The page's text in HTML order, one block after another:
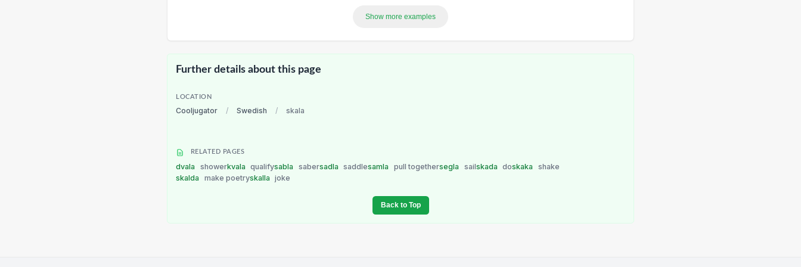
Show more examples
Further details about this page
LOCATION
Cooljugator / Swedish / skala
RELATED PAGES
dvala showerkvala qualifysabla sabersadla saddlesamla pull togethersegla sailskada doskaka
shake
skalda
make poetryskalla joke
Back to Top